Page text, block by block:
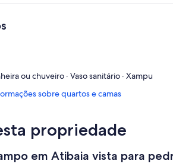
ou chuveiro · Vaso sanitário · Xampu
sobre quartos e camas
propriedade
em Atibaia vista para